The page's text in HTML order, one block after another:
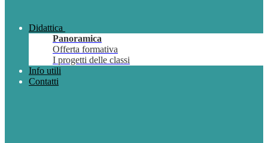
Didattica
Panoramica
Offerta formativa
I progetti delle classi
Info utili
Contatti